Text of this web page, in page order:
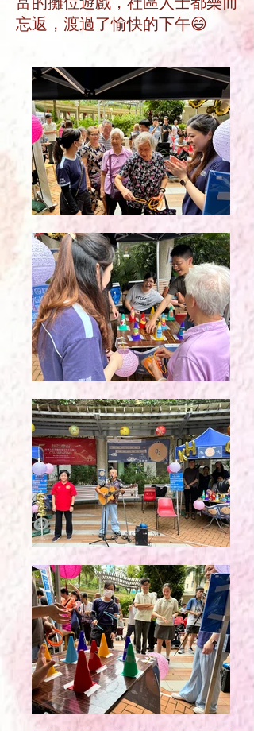
忘返，渡過了愉快的下午😄